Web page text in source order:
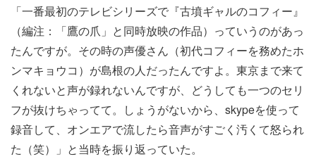
「一番最初のテレビシリーズで『古墳ギャルのコフィー』
（編注：「鷹の爪」と同時放映の作品）っていうのがあっ
たんですが。その時の声優さん（初代コフィーを務めたホ
ンマキョウコ）が島根の人だったんですよ。東京まで来て
くれないと声が録れないんですが、どうしても一つのセリ
フが抜けちゃってて。しょうがないから、skypeを使って
録音して、オンエアで流したら音声がすごく汚くて怒られ
た（笑）」と当時を振り返っていた。